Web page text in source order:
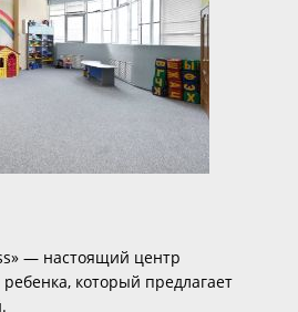
— настоящий центр
который предлагает